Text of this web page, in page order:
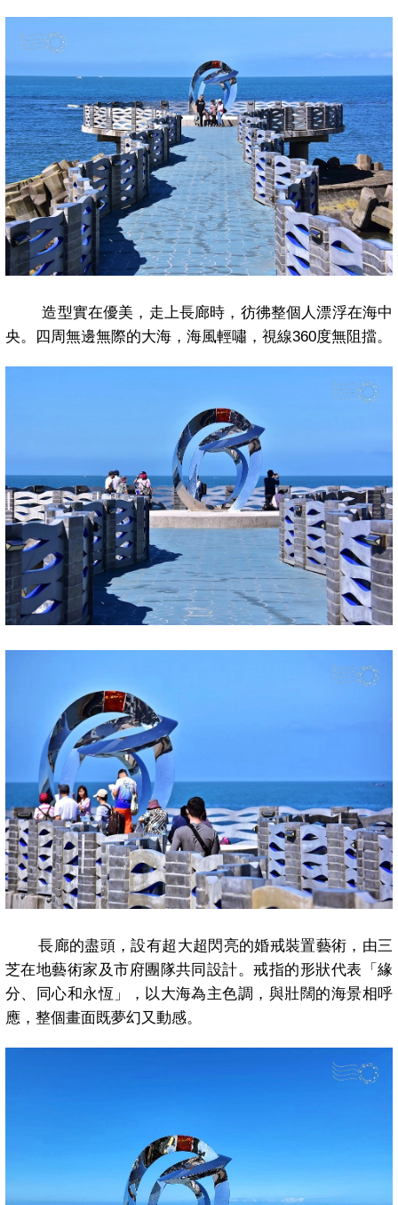
造型實在優美，走上長廊時，彷彿整個人漂浮在海中
央。四周無邊無際的大海，海風輕嘯，視線360度無阻擋。
長廊的盡頭，設有超大超閃亮的婚戒裝置藝術，由三
芝在地藝術家及市府團隊共同設計。戒指的形狀代表「緣
分、同心和永恆」，以大海為主色調，與壯闊的海景相呼
應，整個畫面既夢幻又動感。